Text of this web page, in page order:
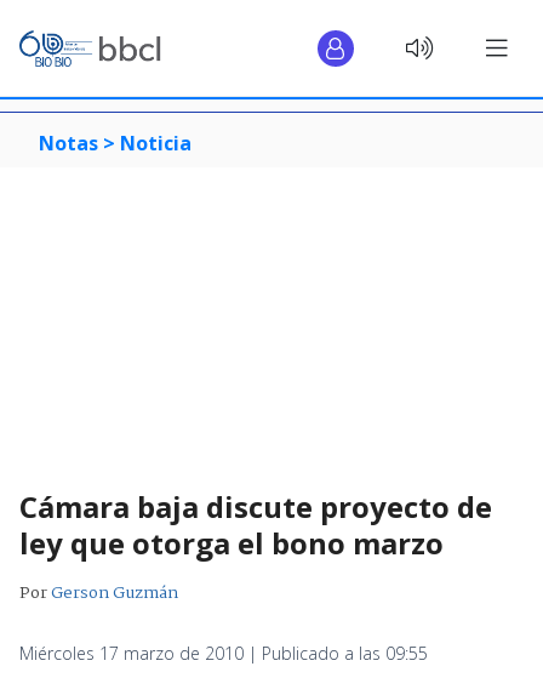
Notas > Noticia
Cámara baja discute proyecto de
ley que otorga el bono marzo
PorGerson Guzmán
Miércoles 17 marzo de 2010 | Publicado a las 09:55